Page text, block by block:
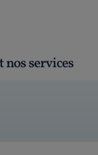
nos services